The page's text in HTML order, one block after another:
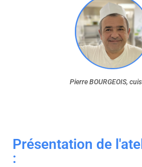
Pierre BOURGEOIS,
Présentation de
: